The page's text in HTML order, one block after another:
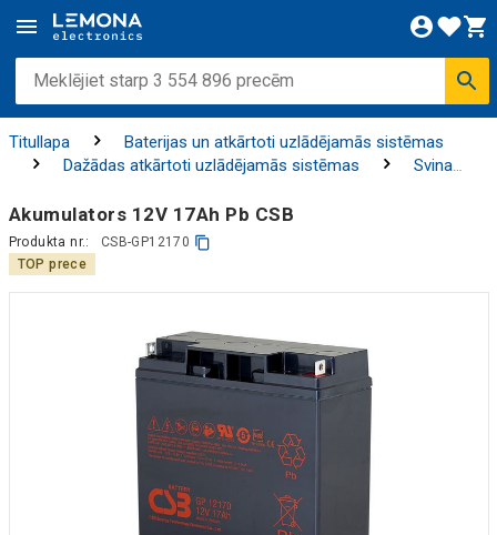
Titullapa
Baterijas un atkārtoti uzlādējamās sistēmas
Dažādas atkārtoti uzlādējamās sistēmas
Svina
elektroenerģijas avotam
Akumulators 12V 17Ah Pb CSB
Produkta nr.:
CSB-GP12170
TOP prece